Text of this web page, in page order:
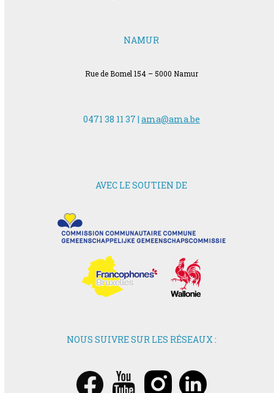
NAMUR
Rue de Bomel 154 – 5000 Namur
0471 38 11 37 | ama@ama.be
AVEC LE SOUTIEN DE
NOUS SUIVRE SUR LES RÉSEAUX :